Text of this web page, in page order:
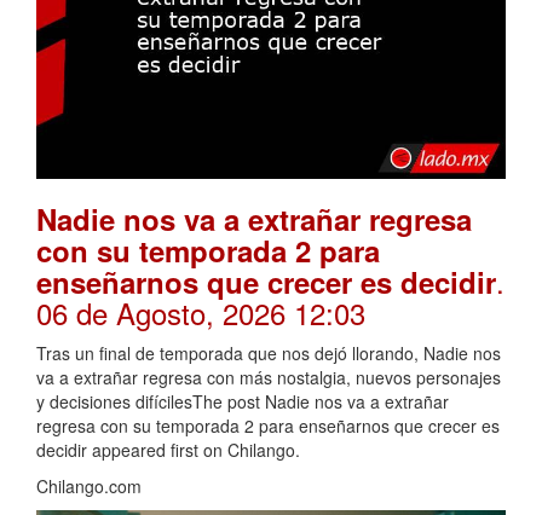
Nadie nos va a extrañar regresa
con su temporada 2 para
enseñarnos que crecer es decidir.
06 de Agosto, 2026 12:03
Tras un final de temporada que nos dejó llorando, Nadie nos
va a extrañar regresa con más nostalgia, nuevos personajes
y decisiones difícilesThe post Nadie nos va a extrañar
regresa con su temporada 2 para enseñarnos que crecer es
decidir appeared first on Chilango.
Chilango.com